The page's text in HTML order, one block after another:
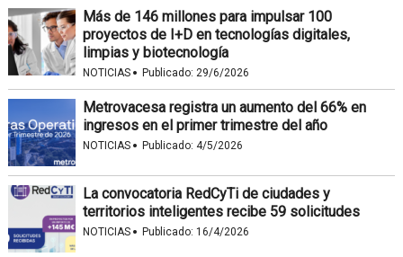
Más de 146 millones para impulsar 100
proyectos de I+D en tecnologías digitales,
limpias y biotecnología
NOTICIAS · Publicado: 29/6/2026
Metrovacesa registra un aumento del 66% en
ingresos en el primer trimestre del año
NOTICIAS · Publicado: 4/5/2026
La convocatoria RedCyTi de ciudades y
territorios inteligentes recibe 59 solicitudes
NOTICIAS · Publicado: 16/4/2026